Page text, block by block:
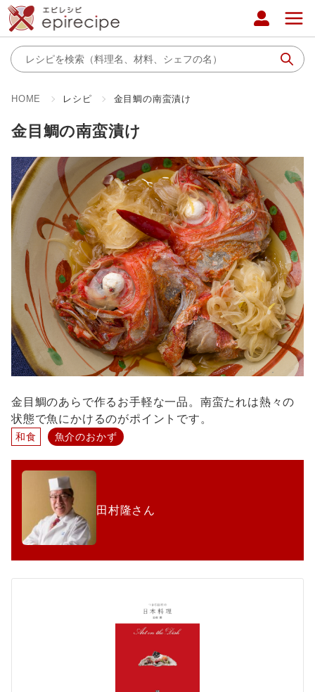
HOME レシピ 金目鯛の南蛮漬け
金目鯛の南蛮漬け
金目鯛のあらで作るお手軽な一品。南蛮たれは熱々の
状態で魚にかけるのがポイントです。
和食 魚介のおかず
田村隆さん